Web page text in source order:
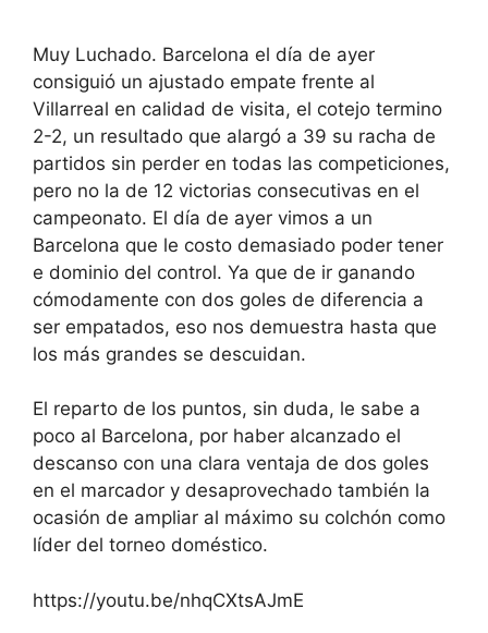
Muy Luchado. Barcelona el día de ayer
consiguió un ajustado empate frente al
Villarreal en calidad de visita, el cotejo termino
2-2, un resultado que alargó a 39 su racha de
partidos sin perder en todas las competiciones,
pero no la de 12 victorias consecutivas en el
campeonato. El día de ayer vimos a un
Barcelona que le costo demasiado poder tener
e dominio del control. Ya que de ir ganando
cómodamente con dos goles de diferencia a
ser empatados, eso nos demuestra hasta que
los más grandes se descuidan.
El reparto de los puntos, sin duda, le sabe a
poco al Barcelona, por haber alcanzado el
descanso con una clara ventaja de dos goles
en el marcador y desaprovechado también la
ocasión de ampliar al máximo su colchón como
líder del torneo doméstico.
https://youtu.be/nhqCXtsAJmE